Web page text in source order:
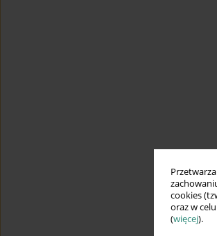
cookies
oraz w
(więcej).